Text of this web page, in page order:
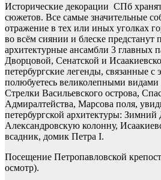
Исторические декорации СПб
сюжетов. Все самые значительные
отражение в тех или иных уголках
во всём сиянии и блеске предстанут
архитектурные ансамбли 3 главных
Дворцовой, Сенатской и
петербургские легенды, связанные с
полюбуетесь великолепными видами
Стрелки Васильевского острова,
Адмиралтейства, Марсова поля,
петербургской архитектуры: Зимний
Александровскую колонну,
всадник, домик Петра I.
Посещение Петропавловской
осмотр).